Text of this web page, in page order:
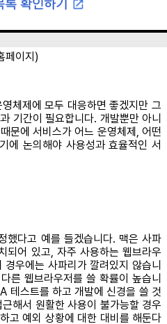
페이지)
체제에 모두 대응하면 좋겠지만 그
기간이 필요합니다. 개발뿐만 아니
문에 서비스가 어느 운영체제, 어떤
에 논의해야 사용성과 효율적인 서
했다고 예를 들겠습니다. 맥은 사파
되어 있고, 자주 사용하는 웹브라우
우에는 사파리가 깔려있지 않습니
른 웹브라우저를 쓸 확률이 높습니
테스트를 하고 개발에 신경을 쓸 것
해서 원활한 사용이 불가능할 경우
고 예외 상황에 대한 대비를 해둔다